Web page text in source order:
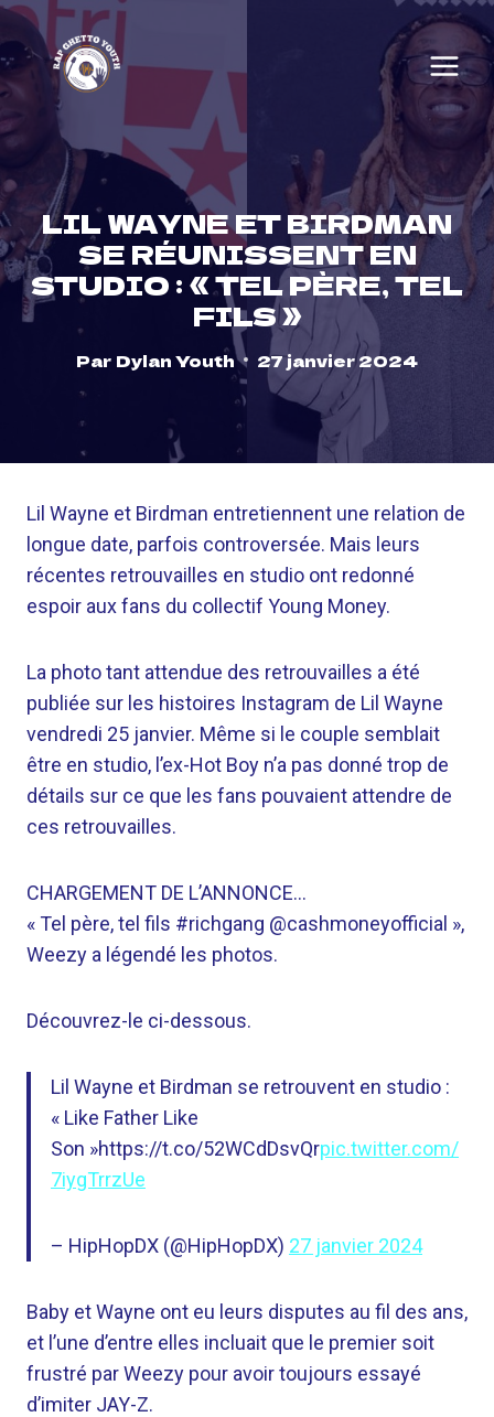
Skip
to
content
LIL WAYNE ET BIRDMAN
SE RÉUNISSENT EN
STUDIO : « TEL PÈRE, TEL
FILS »
Par Dylan Youth 27 janvier 2024
Lil Wayne et Birdman entretiennent une relation de
longue date, parfois controversée. Mais leurs
récentes retrouvailles en studio ont redonné
espoir aux fans du collectif Young Money.
La photo tant attendue des retrouvailles a été
publiée sur les histoires Instagram de Lil Wayne
vendredi 25 janvier. Même si le couple semblait
être en studio, l’ex-Hot Boy n’a pas donné trop de
détails sur ce que les fans pouvaient attendre de
ces retrouvailles.
CHARGEMENT DE L’ANNONCE…
« Tel père, tel fils #richgang @cashmoneyofficial »,
Weezy a légendé les photos.
Découvrez-le ci-dessous.
Lil Wayne et Birdman se retrouvent en studio :
« Like Father Like
Son »https://t.co/52WCdDsvQrpic.twitter.com/
7iygTrrzUe
– HipHopDX (@HipHopDX) 27 janvier 2024
Baby et Wayne ont eu leurs disputes au fil des ans,
et l’une d’entre elles incluait que le premier soit
frustré par Weezy pour avoir toujours essayé
d’imiter JAY-Z.